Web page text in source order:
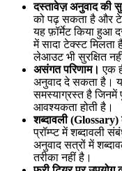
दस्तावेज़ अनुवाद की
को पढ़ सकता है और
यह फ़ॉर्मेट किया हुआ
में सादा टेक्स्ट
लेआउट भी सुरक्षित
असंगत परिणाम। एक
अनुवाद दे सकता है।
समस्याग्रस्त है जिनमें
आवश्यकता होती है।
शब्दावली
प्रॉम्प्ट में शब्दावली
अनुवाद सत्रों में
तरीका नहीं है।